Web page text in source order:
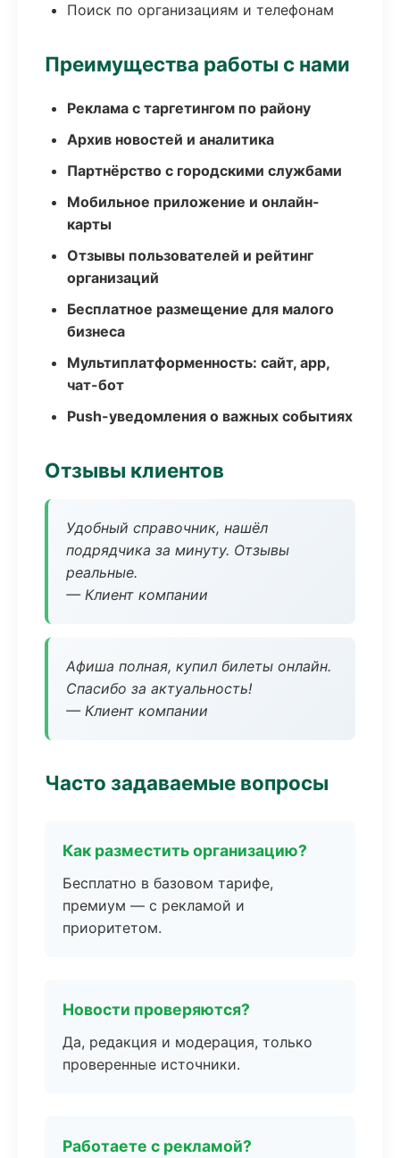
Поиск по организациям и телефонам
Преимущества работы с нами
Реклама с таргетингом по району
Архив новостей и аналитика
Партнёрство с городскими службами
Мобильное приложение и онлайн-
карты
Отзывы пользователей и рейтинг
организаций
Бесплатное размещение для малого
бизнеса
Мультиплатформенность: сайт, app,
чат-бот
Push-уведомления о важных событиях
Отзывы клиентов
Удобный справочник, нашёл
подрядчика за минуту. Отзывы
реальные.
— Клиент компании
Афиша полная, купил билеты онлайн.
Спасибо за актуальность!
— Клиент компании
Часто задаваемые вопросы
Как разместить организацию?
Бесплатно в базовом тарифе,
премиум — с рекламой и
приоритетом.
Новости проверяются?
Да, редакция и модерация, только
проверенные источники.
Работаете с рекламой?